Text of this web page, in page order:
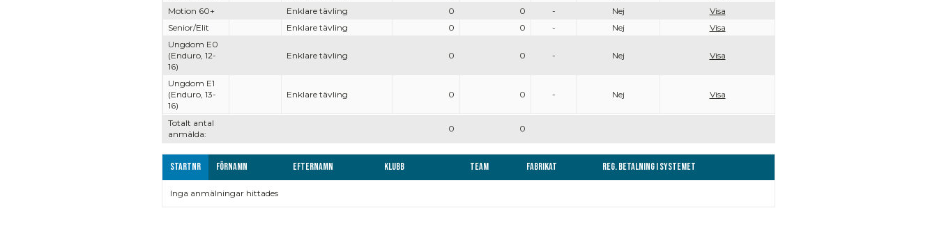
Totalt antal
anmälda:
0 0
Motion 60+
Enklare tävling 0 0 - Nej
Visa
Senior/Elit
Enklare tävling 0 0 - Nej
Visa
Ungdom E0
(Enduro, 12-
16)
Enklare tävling 0 0 - Nej Visa
Ungdom E1
(Enduro, 13-
16)
Enklare tävling 0 0 - Nej Visa
Startnr Förnamn Efternamn Klubb Team Fabrikat Reg. Betalning i systemet
Inga anmälningar hittades